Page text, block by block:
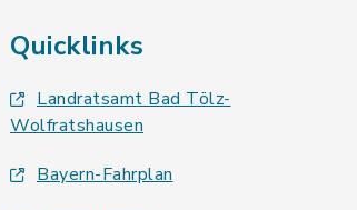
Quicklinks
Landratsamt Bad Tölz-
Wolfratshausen
Bayern-Fahrplan